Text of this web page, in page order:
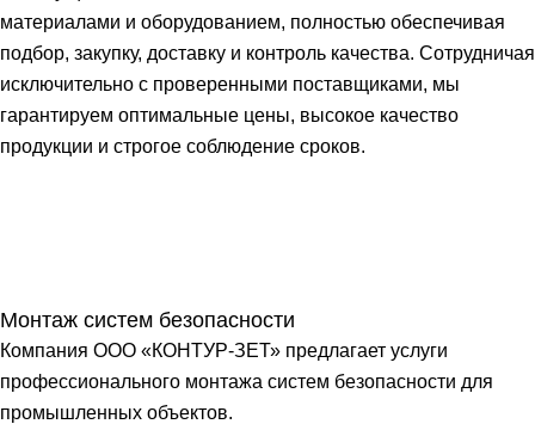
материалами и оборудованием, полностью обеспечивая
подбор, закупку, доставку и контроль качества. Сотрудничая
исключительно с проверенными поставщиками, мы
гарантируем оптимальные цены, высокое качество
продукции и строгое соблюдение сроков.
Монтаж систем безопасности
Компания ООО «КОНТУР-ЗЕТ» предлагает услуги
профессионального монтажа систем безопасности для
промышленных объектов.